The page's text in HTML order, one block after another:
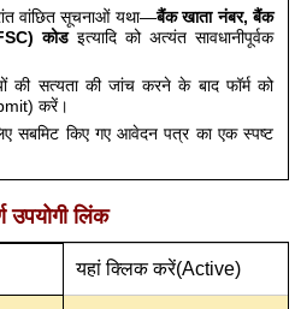
वांछित सूचनाओं यथा—बैंक खाता नंबर, बैंक
कोडइत्यादि को अत्यंत सावधानीपूर्वक
की सत्यता की जांच करने के बाद फॉर्म को
करें।
सबमिट किए गए आवेदन पत्र का एक स्पष्ट
उपयोगी लिंक
यहां क्लिक करें(Active)